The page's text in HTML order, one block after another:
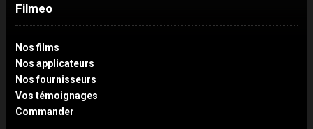
Filmeo
Nos films
Nos applicateurs
Nos fournisseurs
Vos témoignages
Commander